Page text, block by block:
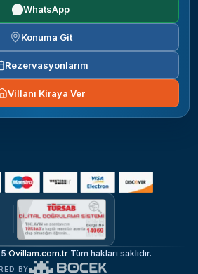
WhatsApp
Konuma Git
Rezervasyonlarım
Villanı Kiraya Ver
Ovillam.com.trTüm hakları saklıdır.
BY